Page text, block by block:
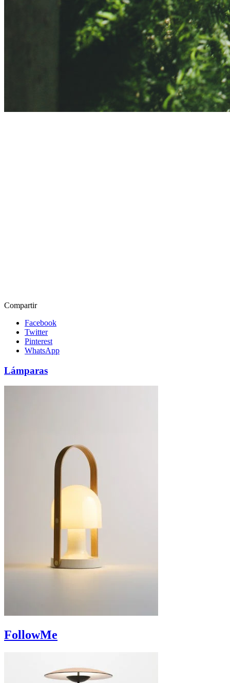
Compartir
Facebook
Twitter
Pinterest
WhatsApp
Lámparas
FollowMe